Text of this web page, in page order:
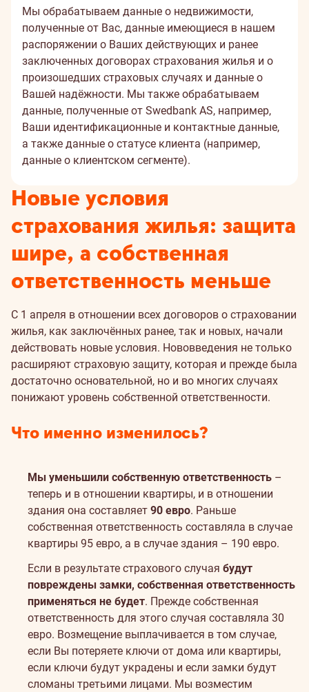
Мы обрабатываем данные о недвижимости,
полученные от Вас, данные имеющиеся в нашем
распоряжении о Ваших действующих и ранее
заключенных договорах страхования жилья и о
произошедших страховых случаях и данные о
Вашей надёжности. Мы также обрабатываем
данные, полученные от Swedbank AS, например,
Ваши идентификационные и контактные данные,
а также данные о статусе клиента (например,
данные о клиентском сегменте).
Новые условия
страхования жилья: защита
шире, а собственная
ответственность меньше
С 1 апреля в отношении всех договоров о страховании
жилья, как заключённых ранее, так и новых, начали
действовать новые условия. Нововведения не только
расширяют страховую защиту, которая и прежде была
достаточно основательной, но и во многих случаях
понижают уровень собственной ответственности.
Что именно изменилось?
Мы уменьшили собственную ответственность –
теперь и в отношении квартиры, и в отношении
здания она составляет 90 евро. Раньше
собственная ответственность составляла в случае
квартиры 95 евро, а в случае здания – 190 евро.
Если в результате страхового случая будут
повреждены замки, собственная ответственность
применяться не будет. Прежде собственная
ответственность для этого случая составляла 30
евро. Возмещение выплачивается в том случае,
если Вы потеряете ключи от дома или квартиры,
если ключи будут украдены и если замки будут
сломаны третьими лицами. Мы возместим